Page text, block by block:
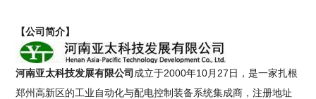
【公司简介】
河南亚太科技发展有限公司 成立于2000年10月27日，是一家扎根
郑州高新区的工业自动化与配电控制装备系统集成商，注册地址